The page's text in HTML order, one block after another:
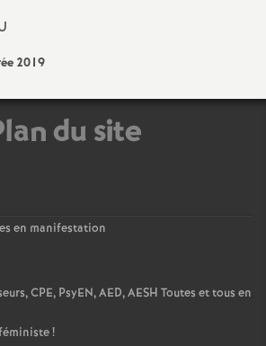
d
n
2019
du site
en manifestation
CPE, PsyEN, AED, AESH Toutes et tous en
!